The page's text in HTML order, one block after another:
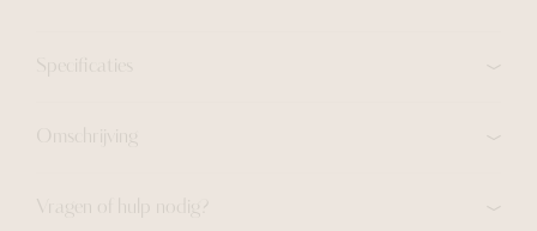
Specificaties
Omschrijving
Vragen of hulp nodig?